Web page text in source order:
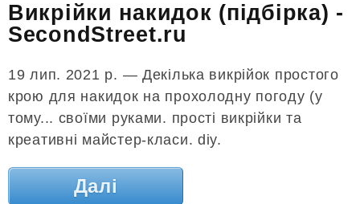
Викрійки накидок (підбірка) -
SecondStreet.ru
19 лип. 2021 р. — Декілька викрійок простого
крою для накидок на прохолодну погоду (у
тому... своїми руками. прості викрійки та
креативні майстер-класи. diy.
Далі